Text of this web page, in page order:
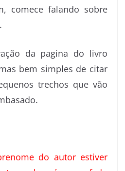
comece falando sobre
da pagina do livro
bem simples de citar
trechos que vão
do autor estiver